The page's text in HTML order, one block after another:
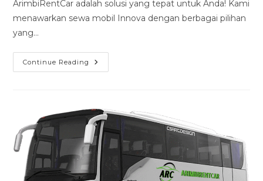
ArimbiRentCar adalah solusi yang tepat untuk Anda! Kami
menawarkan sewa mobil Innova dengan berbagai pilihan
yang…
Continue Reading Sewa
Mobil